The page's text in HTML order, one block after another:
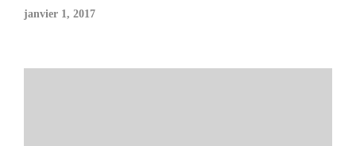
janvier 1, 2017